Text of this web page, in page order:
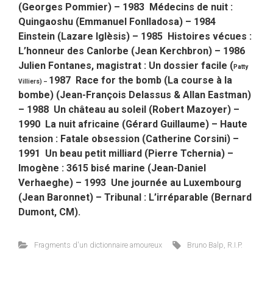
(Georges Pommier) – 1983 Médecins de nuit :
Quingaoshu (Emmanuel Fonlladosa) – 1984
Einstein (Lazare Iglèsis) – 1985 Histoires vécues :
L’honneur des Canlorbe (Jean Kerchbron) – 1986
Julien Fontanes, magistrat : Un dossier facile (Patty
Villiers) – 1987 Race for the bomb (La course à la
bombe) (Jean-François Delassus & Allan Eastman)
– 1988 Un château au soleil (Robert Mazoyer) –
1990 La nuit africaine (Gérard Guillaume) – Haute
tension : Fatale obsession (Catherine Corsini) –
1991 Un beau petit milliard (Pierre Tchernia) –
Imogène : 3615 bisé marine (Jean-Daniel
Verhaeghe) – 1993 Une journée au Luxembourg
(Jean Baronnet) – Tribunal : L’irréparable (Bernard
Dumont, CM).
Fragments d'un dictionnaire amoureux Bruno Balp R.I.P.